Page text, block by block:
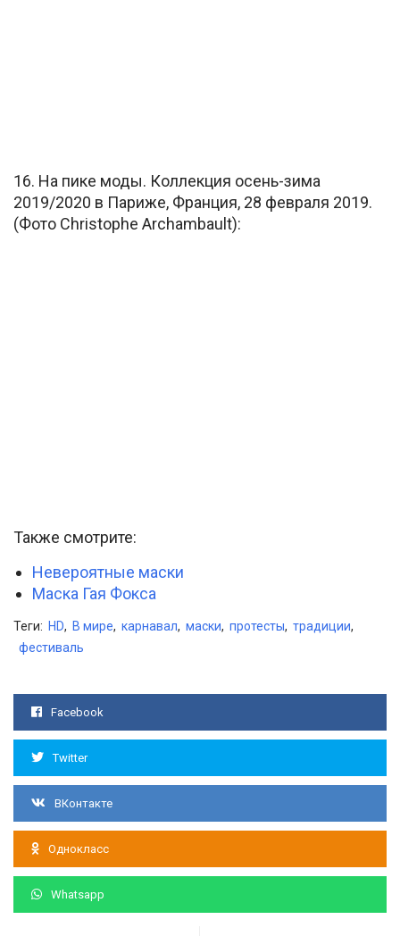
16. На пике моды. Коллекция осень-зима
2019/2020 в Париже, Франция, 28 февраля 2019.
(Фото Christophe Archambault):
Также смотрите:
Невероятные маски
Маска Гая Фокса
Теги: HD, В мире, карнавал, маски, протесты, традиции,
фестиваль
Facebook
Twitter
ВКонтакте
Однокласс
Whatsapp